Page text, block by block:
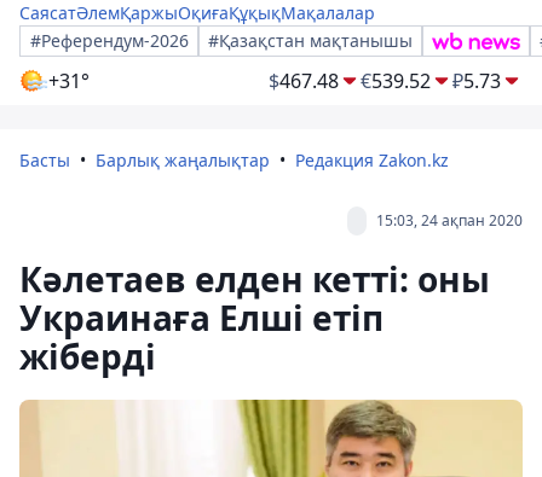
СаясатӘлемҚаржыОқиғаҚұқықМақалалар
#Референдум-2026
#Қазақстан мақтанышы
+31° $467.48 €539.52 ₽5.73
Басты Барлық жаңалықтар Редакция Zakon.kz
15:03, 24 ақпан 2020
Кәлетаев елден кетті: оны
Украинаға Елші етіп
жіберді